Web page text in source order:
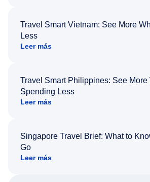
Travel Smart Vietnam: See More
Less
Leer más
Travel Smart Philippines: See More
Spending Less
Leer más
Singapore Travel Brief: What to
Go
Leer más